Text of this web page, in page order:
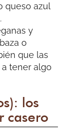
queso azul
y
o
que las
tener algo
los
casero